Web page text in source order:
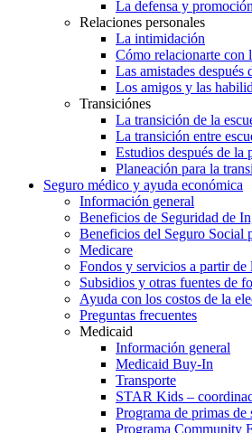
La defensa y
Relaciones personales
La intimidación
Cómo relacionarte con
Las amistades después
Los amigos y las
Transiciónes
La transición de la
La transición entre
Estudios después de la
Planeación para la
Seguro médico y ayuda económica
Información general
Beneficios de Seguridad de
Beneficios del Seguro Social
Medicare
Fondos y servicios a partir de
Subsidios y otras fuentes de
Ayuda con los costos de la
Preguntas frecuentes
Medicaid
Información general
Medicaid Buy-In
Transporte
STAR Kids –
Programa de primas
Programa Community